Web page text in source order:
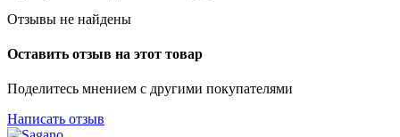
Отзывы не найдены
Оставить отзыв на этот товар
Поделитесь мнением с другими покупателями
Написать отзыв